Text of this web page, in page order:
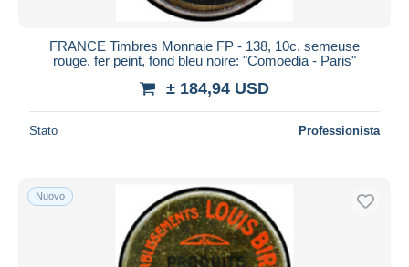
FRANCE Timbres Monnaie FP - 138, 10c. semeuse
rouge, fer peint, fond bleu noire: "Comoedia - Paris"
± 184,94 USD
Stato Professionista
Nuovo